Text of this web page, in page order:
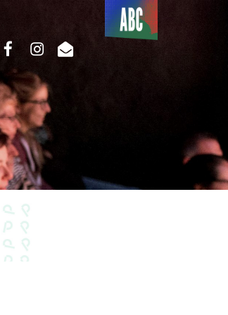
Du côté
de l’ABC
facebookinstagram
email